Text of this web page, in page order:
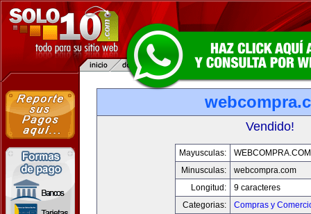
Vendido!
Mayusculas:
WEBCOMPRA.COM
Minusculas:
webcompra.com
Longitud:
9 caracteres
Categorias:
Compras y